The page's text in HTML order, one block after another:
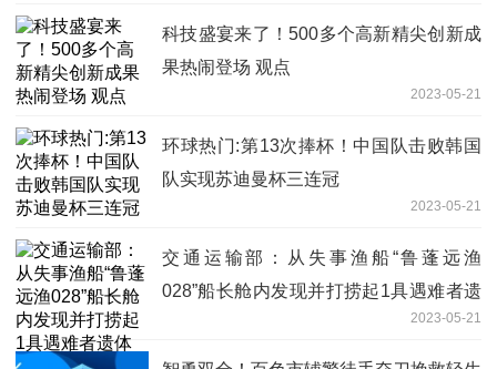
科技盛宴来了！500多个高新精尖创新成
果热闹登场 观点
2023-05-21
环球热门:第13次捧杯！中国队击败韩国
队实现苏迪曼杯三连冠
2023-05-21
交通运输部：从失事渔船“鲁蓬远渔
028”船长舱内发现并打捞起1具遇难者遗
2023-05-21